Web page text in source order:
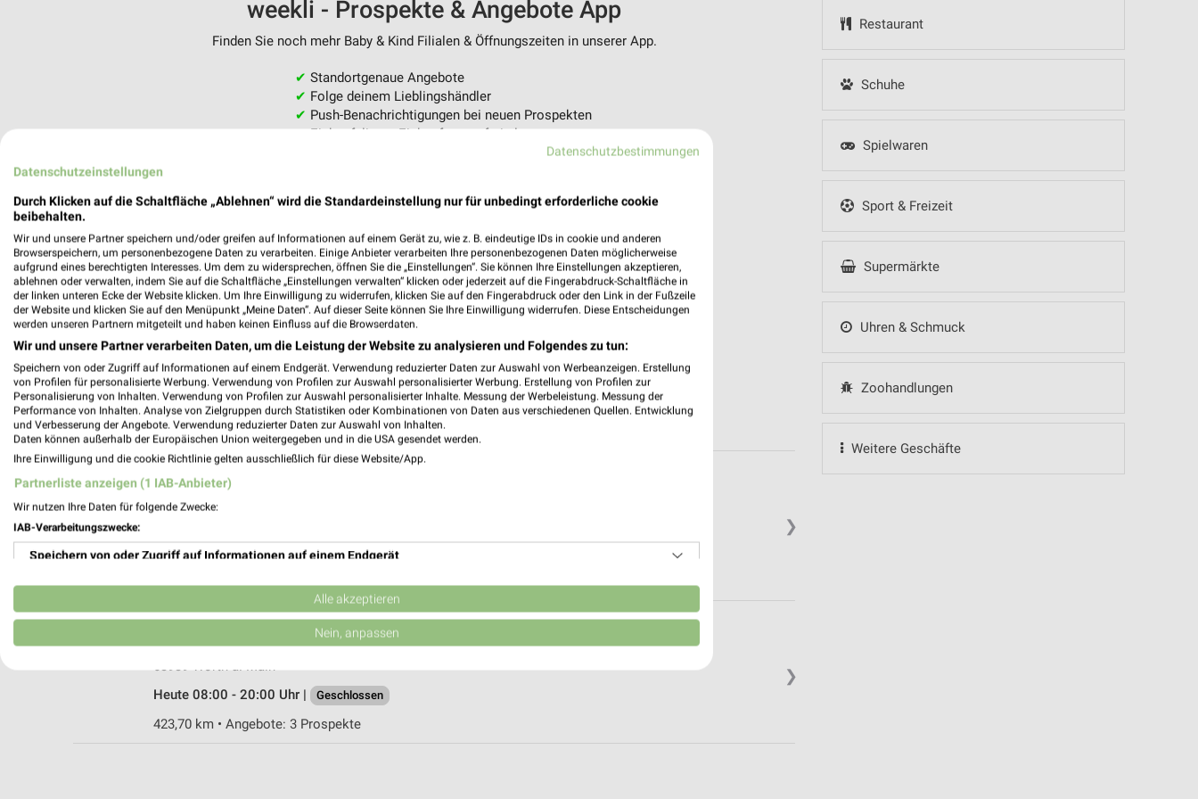
Restaurant
Schuhe
Spielwaren
Sport & Freizeit
Supermärkte
Uhren & Schmuck
Zoohandlungen
Weitere Geschäfte
weekli - Prospekte & Angebote App
Finden Sie noch mehr Baby & Kind Filialen & Öffnungszeiten in unserer App.
✔ Standortgenaue Angebote
✔ Folge deinem Lieblingshändler
✔ Push-Benachrichtigungen bei neuen Prospekten
✔Einkaufsliste - Einkauf stressfrei planen
❯
Ernsting's family Miltenberg
63897 Miltenberg
Heute 09:00 - 18:00 Uhr | Geschlossen
❯
Presentstr. 5
63939 Wörth a. Main
Heute 08:00 - 20:00 Uhr |
Geschlossen
423,70 km • Angebote: 3 Prospekte
Datenschutzbestimmungen
Datenschutzeinstellungen
Durch Klicken auf die Schaltfläche „Ablehnen“ wird die Standardeinstellung nur für unbedingt erforderliche cookie
beibehalten.
Wir und unsere Partner speichern und/oder greifen auf Informationen auf einem Gerät zu, wie z. B. eindeutige IDs in cookie und anderen
Browserspeichern, um personenbezogene Daten zu verarbeiten. Einige Anbieter verarbeiten Ihre personenbezogenen Daten möglicherweise
aufgrund eines berechtigten Interesses. Um dem zu widersprechen, öffnen Sie die „Einstellungen“. Sie können Ihre Einstellungen akzeptieren,
ablehnen oder verwalten, indem Sie auf die Schaltfläche „Einstellungen verwalten“ klicken oder jederzeit auf die Fingerabdruck-Schaltfläche in
der linken unteren Ecke der Website klicken. Um Ihre Einwilligung zu widerrufen, klicken Sie auf den Fingerabdruck oder den Link in der Fußzeile
der Website und klicken Sie auf den Menüpunkt „Meine Daten“. Auf dieser Seite können Sie Ihre Einwilligung widerrufen. Diese Entscheidungen
werden unseren Partnern mitgeteilt und haben keinen Einfluss auf die Browserdaten.
Wir und unsere Partner verarbeiten Daten, um die Leistung der Website zu analysieren und Folgendes zu tun:
Speichern von oder Zugriff auf Informationen auf einem Endgerät. Verwendung reduzierter Daten zur Auswahl von Werbeanzeigen. Erstellung
von Profilen für personalisierte Werbung. Verwendung von Profilen zur Auswahl personalisierter Werbung. Erstellung von Profilen zur
Personalisierung von Inhalten. Verwendung von Profilen zur Auswahl personalisierter Inhalte. Messung der Werbeleistung. Messung der
Performance von Inhalten. Analyse von Zielgruppen durch Statistiken oder Kombinationen von Daten aus verschiedenen Quellen. Entwicklung
und Verbesserung der Angebote. Verwendung reduzierter Daten zur Auswahl von Inhalten.
Daten können außerhalb der Europäischen Union weitergegeben und in die USA gesendet werden.
Ihre Einwilligung und die cookie Richtlinie gelten ausschließlich für diese Website/App.
Partnerliste anzeigen (1 IAB-Anbieter)
Wir nutzen Ihre Daten für folgende Zwecke:
IAB-Verarbeitungszwecke:
Speichern von oder Zugriff auf Informationen auf einem Endgerät
Verwendung reduzierter Daten zur Auswahl von Werbeanzeigen
Erstellung von Profilen für personalisierte Werbung
Erstellung von Profilen zur Personalisierung von Inhalten
Alle akzeptieren
Nein, anpassen